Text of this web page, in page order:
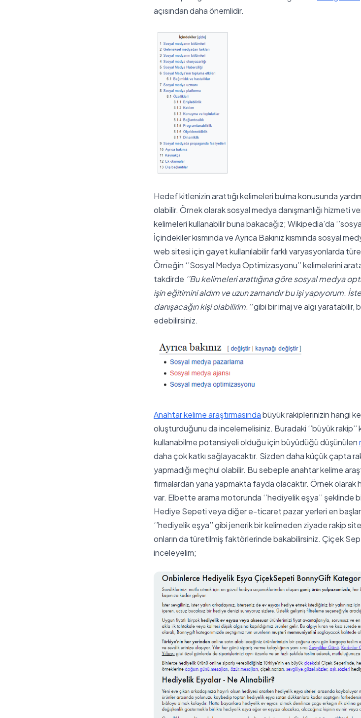
açısından daha önemlidir.
Hedef kitlenizin arattığı kelimeleri bulma konusunda
olabilir. Örnek olarak sosyal medya danışmanlığı hizmeti
kelimeleri kullanabilir buna bakacağız; Wikipedia’da
İçindekiler kısmında ve Ayrıca Bakınız kısmında sosyal
web sitesi için gayet kullanılabilir farklı varyasyonlarda
Örneğin ‘’Sosyal Medya Optimizasyonu’’ kelimelerini
takdirde ‘’Bu kelimeleri arattığına göre sosyal medya
işin eğitimini aldım ve uzun zamandır bu işi yapıyorum.
danışacağın kişi olabilirim.’’gibi bir imaj ve algı
edebilirsiniz.
Anahtar kelime araştırmasındabüyük rakiplerinizin hangi
oluşturduğunu da incelemelisiniz. Buradaki ‘’büyük rakip’’
kullanabilme potansiyeli olduğu için büyüdüğü düşünülen
daha çok katkı sağlayacaktır. Sizden daha küçük çapta
yapmadığı meçhul olabilir. Bu sebeple anahtar kelime
firmalardan yana yapmakta fayda olacaktır. Örnek olarak
var. Elbette arama motorunda ‘’hediyelik eşya’’ şeklinde
Hediye Sepeti veya diğer e-ticaret pazar yerleri en
‘’hediyelik eşya’’ gibi jenerik bir kelimeden ziyade rakip
onların da türetilmiş faktörlerinde bakabilirsiniz. Çiçek
inceleyelim;